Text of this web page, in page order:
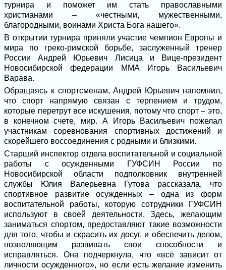
турнира и поможет им стать православными
христианами – «честными, мужественными,
благородными, воинами Христа Бога нашего».
В открытии турнира приняли участие чемпион Европы и
мира по греко-римской борьбе, заслуженный тренер
России Андрей Юрьевич Лисица и Вице-президент
Новосибирской федерации ММА Игорь Васильевич
Варава.
Обращаясь к спортсменам, Андрей Юрьевич напомнил,
что спорт напрямую связан с терпением и трудом,
которые перетрут все искушения, потому что спорт – это,
в конечном счете, мир. А Игорь Васильевич пожелал
участникам соревнования спортивных достижений и
скорейшего воссоединения с родными и близкими.
Старший инспектор отдела воспитательной и социальной
работы с осужденными ГУФСИН России по
Новосибирской области подполковник внутренней
службы Юлия Валерьевна Гутова рассказала, что
спортивное развитие осужденных – одна из форм
воспитательной работы, которую сотрудники ГУФСИН
используют в своей деятельности. Здесь, желающим
заниматься спортом, предоставляют такие возможности
для того, чтобы и скрасить их досуг, и обеспечить делом,
позволяющим развивать свои способности и
исправляться. Она подчеркнула, что «всё зависит от
личности осужденного», но если есть желание изменить